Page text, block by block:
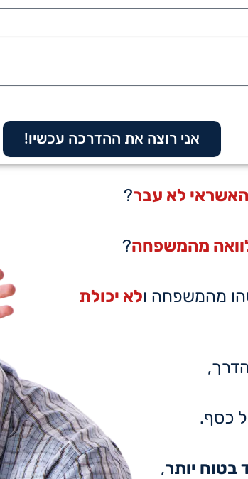
אני רוצה את ההדרכה עכשיו!
האשראי לא עבר?
מהמשפחה?
מהמשפחה ולא יכולת
כסף.
בטוח יותר,